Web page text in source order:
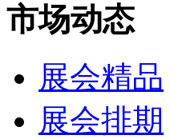
市场动态
展会精品
展会排期